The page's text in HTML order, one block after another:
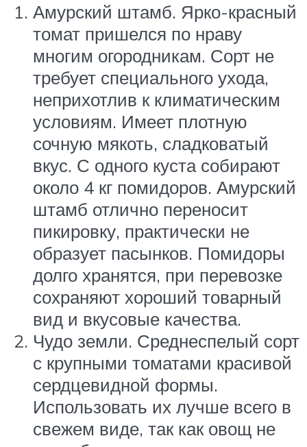
Амурский штамб. Ярко-красный
томат пришелся по нраву
многим огородникам. Сорт не
требует специального ухода,
неприхотлив к климатическим
условиям. Имеет плотную
сочную мякоть, сладковатый
вкус. С одного куста собирают
около 4 кг помидоров. Амурский
штамб отлично переносит
пикировку, практически не
образует пасынков. Помидоры
долго хранятся, при перевозке
сохраняют хороший товарный
вид и вкусовые качества.
Чудо земли. Среднеспелый сорт
с крупными томатами красивой
сердцевидной формы.
Использовать их лучше всего в
свежем виде, так как овощ не